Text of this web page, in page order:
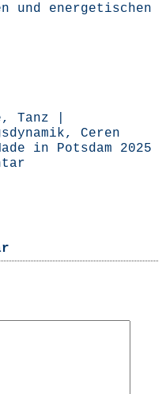
und ener­ge­ti­schen
, Tanz
, Ceren
in Potsdam 2025